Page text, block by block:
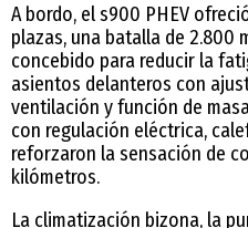
A bordo, el s900 PHEV
plazas, una batalla de 2.800
concebido para reducir la
asientos delanteros con
ventilación y función de
con regulación eléctrica,
reforzaron la sensación de
kilómetros.
La climatización bizona, la